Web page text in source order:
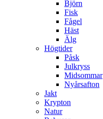
Björn
Fisk
Fågel
Häst
Älg
Högtider
Påsk
Julkryss
Midsommar
Nyårsafton
Jakt
Krypton
Natur